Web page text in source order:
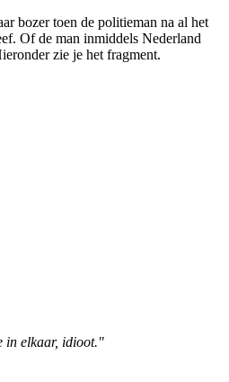
bozer toen de politieman na al het
Of de man inmiddels Nederland
zie je het fragment.
in elkaar, idioot."